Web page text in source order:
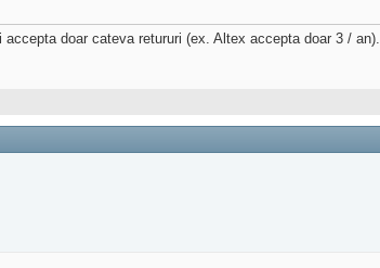
doar cateva retururi (ex. Altex accepta doar 3 / an).